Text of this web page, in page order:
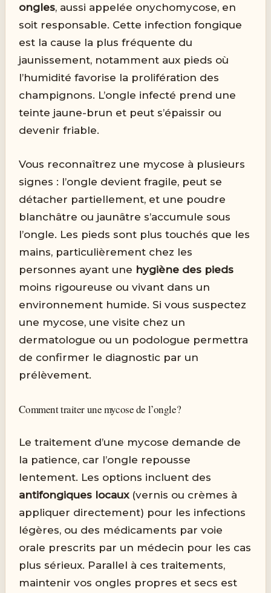
ongles, aussi appelée onychomycose, en
soit responsable. Cette infection fongique
est la cause la plus fréquente du
jaunissement, notamment aux pieds où
l’humidité favorise la prolifération des
champignons. L’ongle infecté prend une
teinte jaune-brun et peut s’épaissir ou
devenir friable.
Vous reconnaîtrez une mycose à plusieurs
signes : l’ongle devient fragile, peut se
détacher partiellement, et une poudre
blanchâtre ou jaunâtre s’accumule sous
l’ongle. Les pieds sont plus touchés que les
mains, particulièrement chez les
personnes ayant une hygiène des pieds
moins rigoureuse ou vivant dans un
environnement humide. Si vous suspectez
une mycose, une visite chez un
dermatologue ou un podologue permettra
de confirmer le diagnostic par un
prélèvement.
Comment traiter une mycose de l’ongle?
Le traitement d’une mycose demande de
la patience, car l’ongle repousse
lentement. Les options incluent des
antifongiques locaux(vernis ou crèmes à
appliquer directement) pour les infections
légères, ou des médicaments par voie
orale prescrits par un médecin pour les cas
plus sérieux. Parallel à ces traitements,
maintenir vos ongles propres et secs est